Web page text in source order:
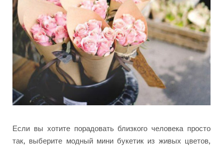
Если вы хотите порадовать близкого человека просто
так, выберите модный мини букетик из живых цветов,